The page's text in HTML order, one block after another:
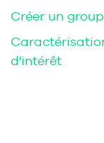
Créer un
d'intérêt